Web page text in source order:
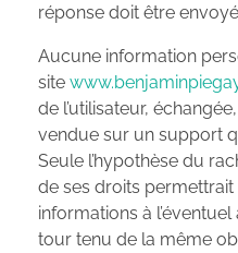
réponse doit être
Aucune information
site
de l’utilisateur,
vendue sur un support
Seule l’hypothèse du
de ses droits
informations à
tour tenu de la même